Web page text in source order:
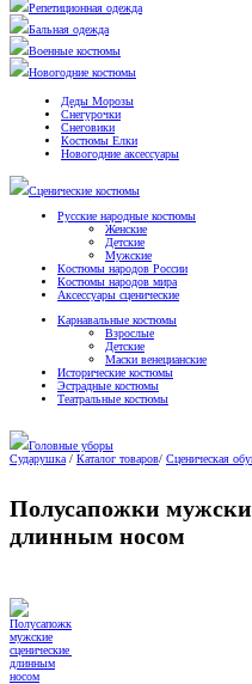
Репетиционная одежда
Бальная одежда
Военные костюмы
Новогодние костюмы
Деды Морозы
Снегурочки
Снеговики
Костюмы Елки
Новогодние аксессуары
Сценические костюмы
Русские народные костюмы
Женские
Детские
Мужские
Костюмы народов России
Костюмы народов мира
Аксессуары сценические
Карнавальные костюмы
Взрослые
Детские
Маски венецианские
Исторические костюмы
Эстрадные костюмы
Театральные костюмы
Головные уборы
Сударушка / Каталог товаров/ Сценическая
Полусапожки
длинным носом